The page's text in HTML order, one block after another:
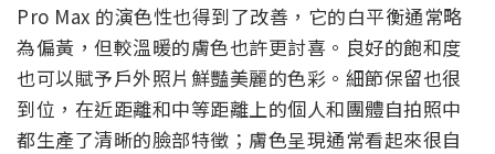
Pro Max 的演色性也得到了改善，它的白平衡通常略
為偏黃，但較溫暖的膚色也許更討喜。良好的飽和度
也可以賦予戶外照片鮮豔美麗的色彩。細節保留也很
到位，在近距離和中等距離上的個人和團體自拍照中
都生產了清晰的臉部特徵；膚色呈現通常看起來很自